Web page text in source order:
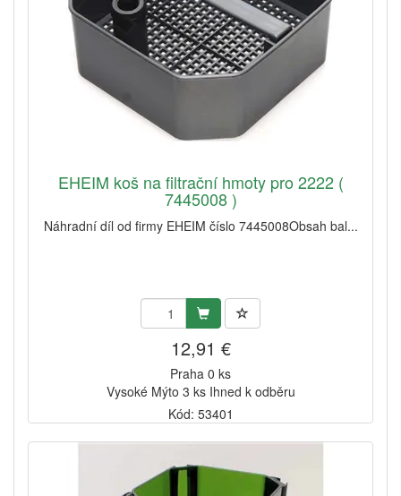
EHEIM koš na filtrační hmoty pro 2222 (
7445008 )
Náhradní díl od firmy EHEIM číslo 7445008Obsah bal...
12,91 €
Praha 0 ks
Vysoké Mýto 3 ks Ihned k odběru
Kód: 53401